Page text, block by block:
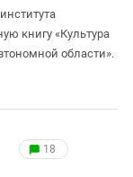
книгу «Культура
области».
18